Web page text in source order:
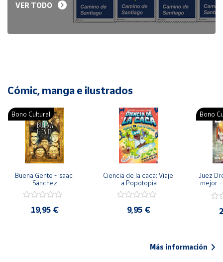
VER TODO
Cómic, manga e ilustrados
Bono Cultural
Buena Gente - Isaac
Sánchez
19,95 €
Ciencia de la caca: Viaje
a Popotopía
9,95 €
Bono
Juez
mejor -
Más información